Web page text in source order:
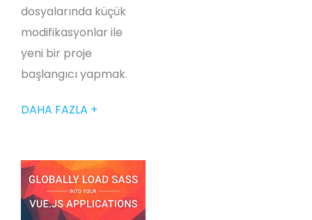
dosyalarında küçük
modifikasyonlar ile
yeni bir proje
başlangıcı yapmak.
DAHA FAZLA +